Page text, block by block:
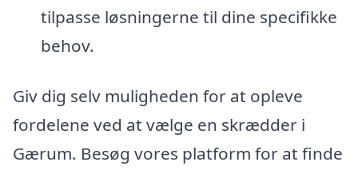
tilpasse løsningerne til dine specifikke
behov.
Giv dig selv muligheden for at opleve
fordelene ved at vælge en skrædder i
Gærum. Besøg vores platform for at finde